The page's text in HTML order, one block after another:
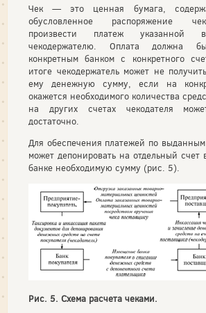
Чек — это ценная бумага,
обусловленное распоряжение
произвести платеж
чекодержателю. Оплата должна
конкретным банком с конкретного
итоге чекодержатель может не
ему денежную сумму, если на
окажется необходимого количества
на других счетах чекодателя
достаточно.
Для обеспечения платежей по выданным
может депонировать на отдельный
банке необходимую сумму (рис. 5).
Рис. 5. Схема расчета чеками.